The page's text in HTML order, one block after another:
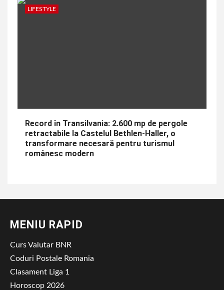
LIFESTYLE
Record în Transilvania: 2.600 mp de pergole
retractabile la Castelul Bethlen-Haller, o
transformare necesară pentru turismul
românesc modern
MENIU RAPID
Curs Valutar BNR
Coduri Postale Romania
Clasament Liga 1
Horoscop 2026